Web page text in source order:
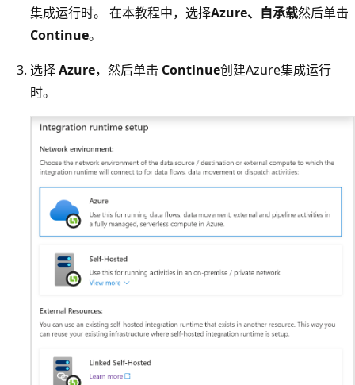
集成运行时。 在本教程中，选择Azure、自承载然后单击
Continue。
选择Azure，然后单击 Continue创建Azure集成运行
时。